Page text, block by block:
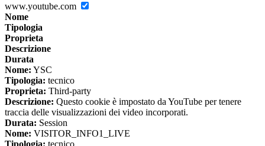
www.youtube.com
Nome
Tipologia
Proprieta
Descrizione
Durata
Nome: YSC
Tipologia: tecnico
Proprieta: Third-party
Descrizione: Questo cookie è impostato da YouTube per tenere
traccia delle visualizzazioni dei video incorporati.
Durata: Session
Nome: VISITOR_INFO1_LIVE
Tipologia: tecnico